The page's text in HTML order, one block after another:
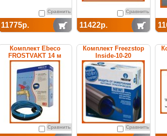
Сравнить
11775р.
Сравнить
11422р.
Комплект Ebeco
FROSTVAKT 14 м
Сравнить
Комплект Freezstop
Inside-10-20
Сравнить